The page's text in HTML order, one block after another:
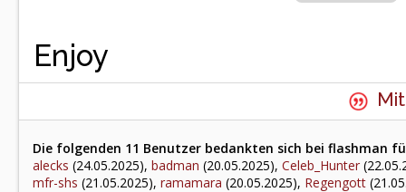
Enjoy
Die folgenden 11 Benutzer bedankten sich bei flashman
alecks (24.05.2025), badman (20.05.2025), Celeb_Hunter
mfr-shs (21.05.2025), ramamara (20.05.2025), Regengott